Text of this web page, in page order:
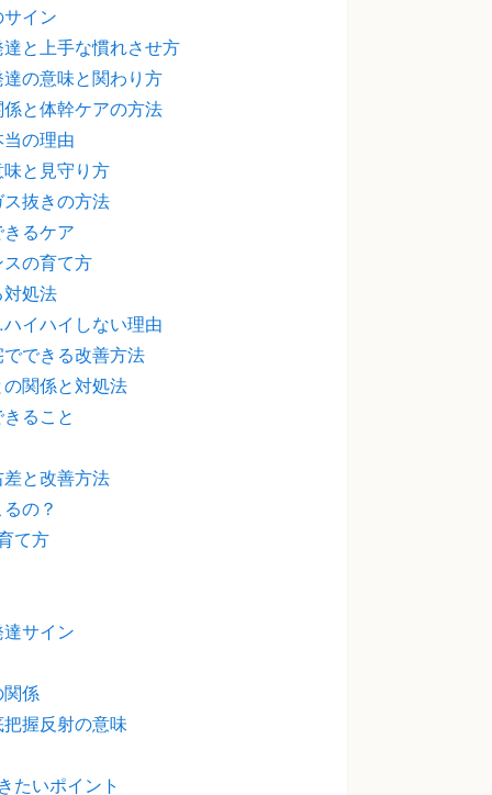
イン
と上手な慣れさせ方
の意味と関わり方
と体幹ケアの方法
の理由
と見守り方
抜きの方法
るケア
の育て方
処法
イハイしない理由
できる改善方法
関係と対処法
ること
と改善方法
の？
て方
サイン
係
握反射の意味
たいポイント